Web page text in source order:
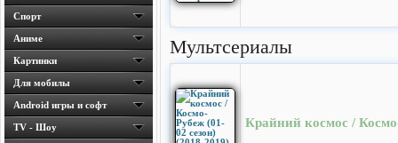
Спорт
Аниме
Картинки
Для мобилы
Android игры и софт
TV - Шоу
Мультсериалы
Крайний космос /